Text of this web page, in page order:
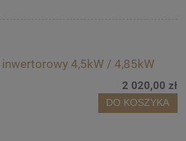
4,5kW / 4,85kW
2 020,00 zł
DO KOSZYKA